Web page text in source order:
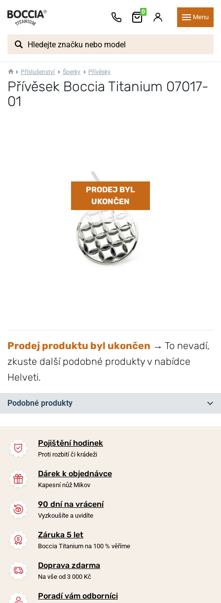
0
Menu
Příslušenství Šperky Přívěsky
Přívěsek Boccia Titanium 07017-
01
PRODEJ BYL
UKONČEN
Prodej produktu byl ukončen → To nevadí,
zkuste další podobné produkty v nabídce
Helveti.
Podobné produkty
-20%
Přívěsek Boccia Titanium
0719-03
Skladem
1 290 Kč
Pojištění hodinek
Proti rozbití či krádeži
Dárek k objednávce
Kapesní nůž Mikov
90 dní na vrácení
Vyzkoušíte a uvidíte
Záruka 5 let
Boccia Titanium na 100 % věříme
Doprava zdarma
Na vše od 3 000 Kč
Poradí vám odborníci